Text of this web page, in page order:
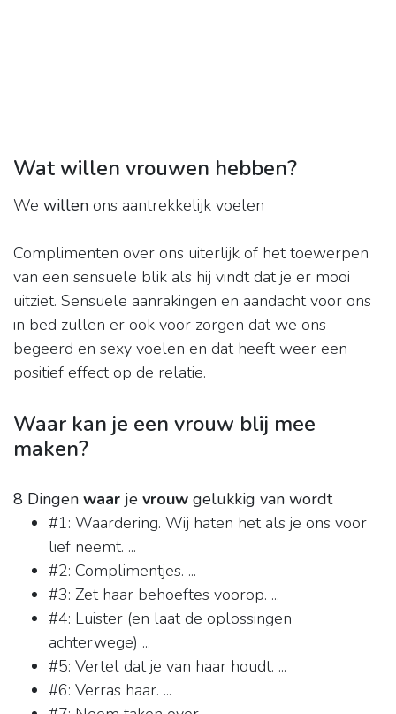
Wat willen vrouwen hebben?
We willen ons aantrekkelijk voelen
Complimenten over ons uiterlijk of het toewerpen
van een sensuele blik als hij vindt dat je er mooi
uitziet. Sensuele aanrakingen en aandacht voor ons
in bed zullen er ook voor zorgen dat we ons
begeerd en sexy voelen en dat heeft weer een
positief effect op de relatie.
Waar kan je een vrouw blij mee
maken?
8 Dingen waar je vrouw gelukkig van wordt
#1: Waardering. Wij haten het als je ons voor
lief neemt. ...
#2: Complimentjes. ...
#3: Zet haar behoeftes voorop. ...
#4: Luister (en laat de oplossingen
achterwege) ...
#5: Vertel dat je van haar houdt. ...
#6: Verras haar. ...